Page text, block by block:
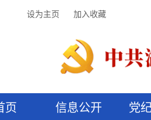
设为主页 加入收藏
页 信息公开 党